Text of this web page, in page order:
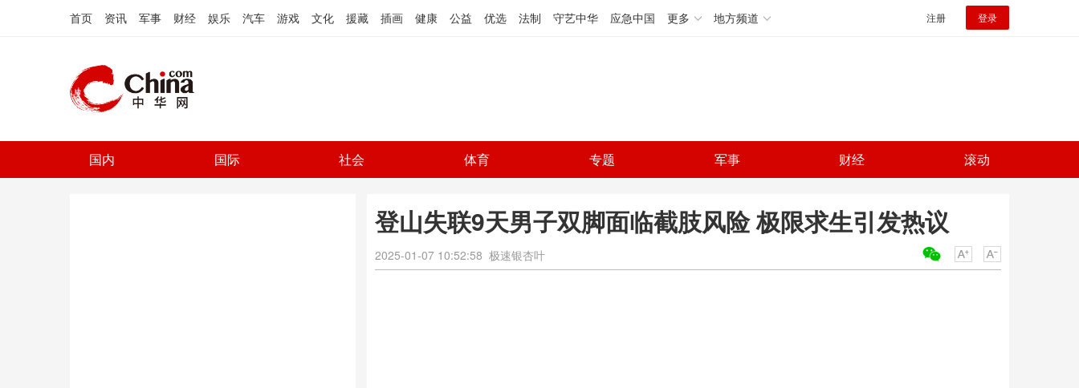
首页 资讯 军事 财经 娱乐 汽车 游戏 文化 援藏 插画 健康 公益 优选 法制 守艺中华 应急中国 更多 地方频道 注册 登录
国内 国际 社会 体育 专题 军事 财经 滚动
登山失联9天男子双脚面临截肢风险 极限求生引发热议
2025-01-07 10:52:58 极速银杏叶